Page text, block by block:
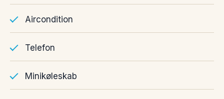
Aircondition
Telefon
Minikøleskab